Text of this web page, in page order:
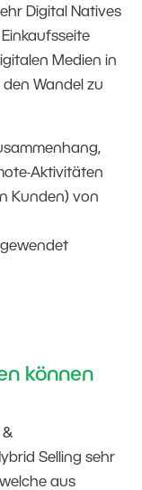
Digital Natives
Medien in
Wandel zu
Aktivitäten
Kunden) von
können
&
Selling sehr
aus